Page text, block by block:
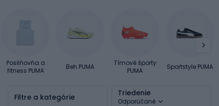
Posilňovňa a
fitness PUMA
Beh PUMA
Tímové športy
PUMA
Sportstyle PUMA
Filtre a kategórie Triedenie
Odporúčané